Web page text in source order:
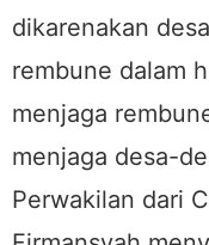
dikarenakan
rembune dalam
menjaga
menjaga desa-
Perwakilan dari